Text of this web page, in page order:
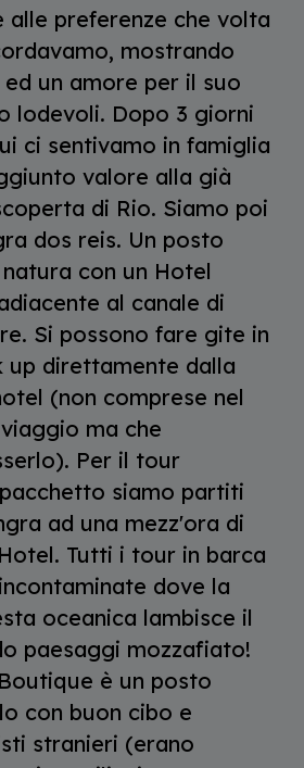
alle preferenze che volta
mostrando
un amore per il suo
lodevoli. Dopo 3 giorni
ci sentivamo in famiglia
valore alla già
di Rio. Siamo poi
dos reis. Un posto
con un Hotel
al canale di
Si possono fare gite in
up direttamente dalla
(non comprese nel
ma che
Per il tour
siamo partiti
ad una mezz'ora di
Tutti i tour in barca
dove la
oceanica lambisce il
paesaggi mozzafiato!
è un posto
con buon cibo e
stranieri (erano